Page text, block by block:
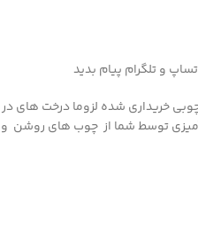
خریداری شده لزوما درخت های
توسط شما از چوب های روشن و